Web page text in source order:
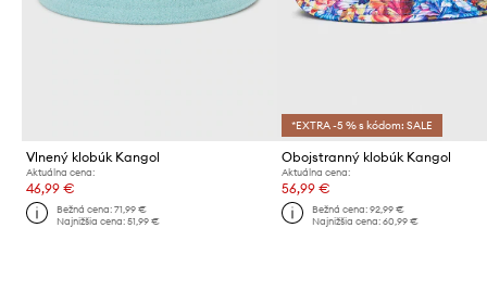
Vlnený klobúk Kangol
Aktuálna cena:
46,99 €
Bežná cena:71,99 €
Najnižšia cena:51,99 €
*EXTRA -5 % s kódom: SALE
Obojstranný klobúk Kangol
Aktuálna cena:
56,99 €
Bežná cena: 92,99 €
Najnižšia cena: 60,99 €